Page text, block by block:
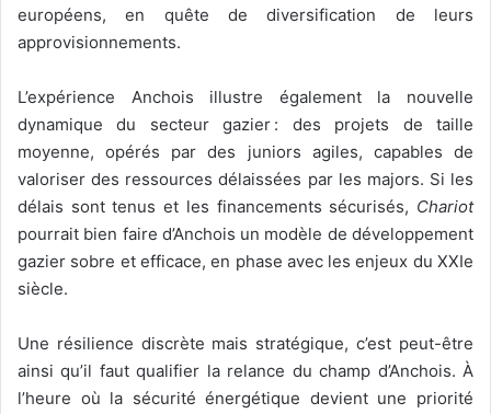
européens, en quête de diversification de leurs
approvisionnements.
L’expérience Anchois illustre également la nouvelle
dynamique du secteur gazier : des projets de taille
moyenne, opérés par des juniors agiles, capables de
valoriser des ressources délaissées par les majors. Si les
délais sont tenus et les financements sécurisés, Chariot
pourrait bien faire d’Anchois un modèle de développement
gazier sobre et efficace, en phase avec les enjeux du XXIe
siècle.
Une résilience discrète mais stratégique, c’est peut-être
ainsi qu’il faut qualifier la relance du champ d’Anchois. À
l’heure où la sécurité énergétique devient une priorité